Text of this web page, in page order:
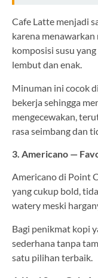
Cafe Latte menjadi
karena menawarkan
komposisi susu
lembut dan enak.
Minuman ini cocok
bekerja sehingga
mengecewakan,
rasa seimbang dan
3. Americano —
Americano di Point
yang cukup bold,
watery meski
Bagi penikmat kopi
sederhana tanpa
satu pilihan terbaik.